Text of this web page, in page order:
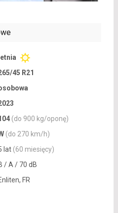
letnia
45 R21
(do 900 kg/oponę)
(do 270 km/h)
lat (60 miesięcy)
/ A / 70 dB
FR